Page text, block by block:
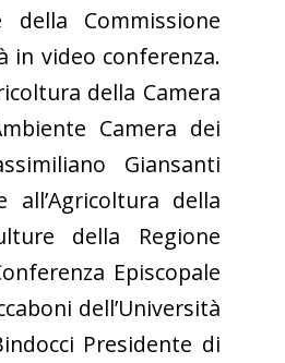
Commissione
in video conferenza.
della Camera
Camera dei
Giansanti
all’Agricoltura della
della Regione
Episcopale
dell’Università
Presidente di